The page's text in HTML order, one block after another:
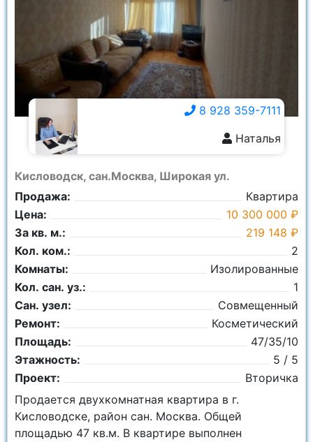
Кисловодск, сан.Москва, Широкая ул.
Продажа:
Квартира
Цена:
10 300 000 ₽
За кв. м.:
219 148 ₽
Кол. ком.:
2
Комнаты:
Изолированные
Кол. сан. уз.:
1
Сан. узел:
Совмещенный
Ремонт:
Косметический
Площадь:
47/35/10
Этажность:
5 / 5
Проект:
Вторичка
8 928 359-7111
Наталья
Продается двухкомнатная квартира в г.
Кисловодске, район сан. Москва. Общей
площадью 47 кв.м. В квартире выполнен